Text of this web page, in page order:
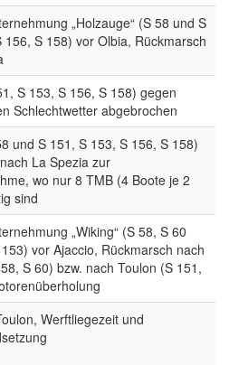
„Holzauge“ (S 58 und S
156, S 158) vor Olbia, Rückmarsch
S 153, S 156, S 158) gegen
Schlechtwetter abgebrochen
und S 151, S 153, S 156, S 158)
La Spezia zur
wo nur 8 TMB (4 Boote je 2
sind
„Wiking“ (S 58, S 60
vor Ajaccio, Rückmarsch nach
S 60) bzw. nach Toulon (S 151,
Werftliegezeit und